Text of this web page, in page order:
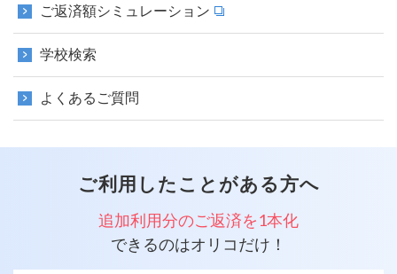
ご返済額シミュレーション
学校検索
よくあるご質問
ご利用したことがある方へ
追加利用分のご返済を1本化
できるのはオリコだけ！